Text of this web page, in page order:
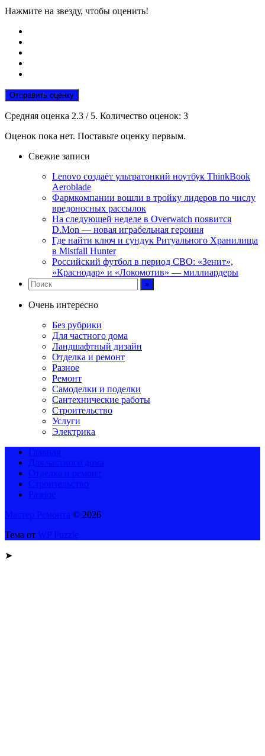
Нажмите на звезду, чтобы оценить!
Отправить оценку
Средняя оценка 2.3 / 5. Количество оценок: 3
Оценок пока нет. Поставьте оценку первым.
Свежие записи
Lenovo создаёт ультратонкий ноутбук ThinkBook
Aeroblade
Фармкомпании вошли в тройку лидеров по числу
вредоносных рассылок
На следующей неделе в Overwatch появится
D.Mon — новая играбельная героиня
Где найти ключ и сундук Ритуального Хранилища
в Mistfall Hunter
Российский футбол в период СВО: «Зенит»,
«Краснодар» и «Локомотив» — миллиардеры
Очень интересно
Без рубрики
Для частного дома
Ландшафтный дизайн
Отделка и ремонт
Разное
Ремонт
Самоделки и поделки
Сантехнические работы
Строительство
Услуги
Электрика
© 2026
Тема от
➤